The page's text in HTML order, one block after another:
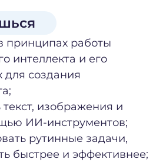
принципах работы
интеллекта и его
для создания
изображения и
ИИ-инструментов;
рутинные задачи,
быстрее и эффективнее;